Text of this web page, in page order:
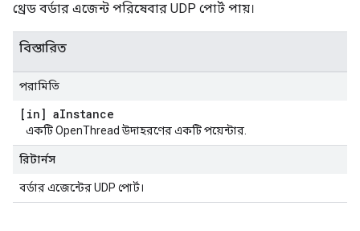
থ্রেড বর্ডার এজেন্ট পরিষেবার UDP পোর্ট পায়।
বিস্তারিত
পরামিতি
[in] aInstance
একটি OpenThread উদাহরণের একটি পয়েন্টার.
রিটার্নস
বর্ডার এজেন্টের UDP পোর্ট।